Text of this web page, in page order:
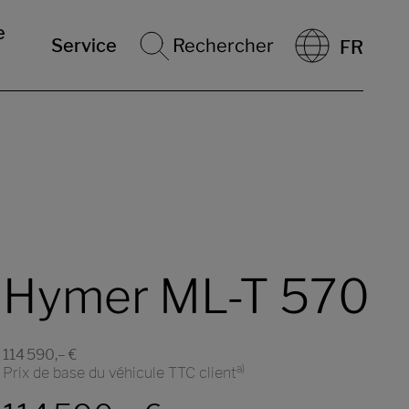
Service Rechercher FR
Hymer ML-T 570
114 590,– €
Prix de base du véhicule TTC clienta)
maximale
218 kg
Poids défini par le constructeur pour